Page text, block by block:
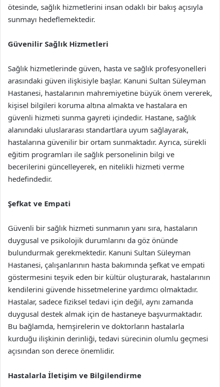
ötesinde, sağlık hizmetlerini insan odaklı bir bakış açısıyla
sunmayı hedeflemektedir.
Güvenilir Sağlık Hizmetleri
Sağlık hizmetlerinde güven, hasta ve sağlık profesyonelleri
arasındaki güven ilişkisiyle başlar. Kanuni Sultan Süleyman
Hastanesi, hastalarının mahremiyetine büyük önem vererek,
kişisel bilgileri koruma altına almakta ve hastalara en
güvenli hizmeti sunma gayreti içindedir. Hastane, sağlık
alanındaki uluslararası standartlara uyum sağlayarak,
hastalarına güvenilir bir ortam sunmaktadır. Ayrıca, sürekli
eğitim programları ile sağlık personelinin bilgi ve
becerilerini güncelleyerek, en nitelikli hizmeti verme
hedefindedir.
Şefkat ve Empati
Güvenli bir sağlık hizmeti sunmanın yanı sıra, hastaların
duygusal ve psikolojik durumlarını da göz önünde
bulundurmak gerekmektedir. Kanuni Sultan Süleyman
Hastanesi, çalışanlarının hasta bakımında şefkat ve empati
göstermesini teşvik eden bir kültür oluşturarak, hastalarının
kendilerini güvende hissetmelerine yardımcı olmaktadır.
Hastalar, sadece fiziksel tedavi için değil, aynı zamanda
duygusal destek almak için de hastaneye başvurmaktadır.
Bu bağlamda, hemşirelerin ve doktorların hastalarla
kurduğu ilişkinin derinliği, tedavi sürecinin olumlu geçmesi
açısından son derece önemlidir.
Hastalarla İletişim ve Bilgilendirme